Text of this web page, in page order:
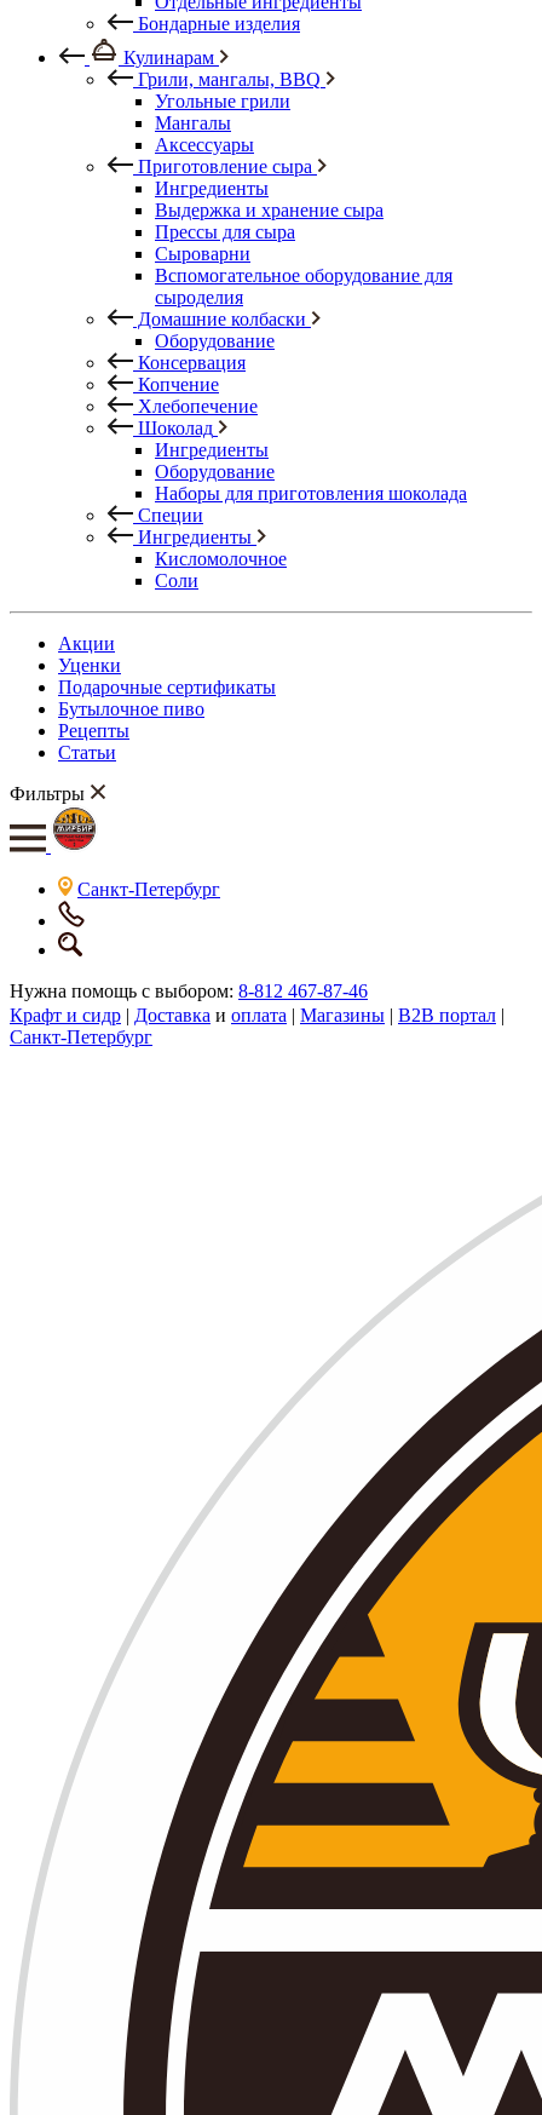
Бондарные изделия
Кулинарам
Грили, мангалы, BBQ
Угольные грили
Мангалы
Аксессуары
Приготовление сыра
Ингредиенты
Выдержка и хранение сыра
Прессы для сыра
Сыроварни
Вспомогательное оборудование для
сыроделия
Домашние колбаски
Оборудование
Консервация
Копчение
Хлебопечение
Шоколад
Ингредиенты
Оборудование
Наборы для приготовления шоколада
Специи
Ингредиенты
Кисломолочное
Соли
Акции
Уценки
Подарочные сертификаты
Бутылочное пиво
Рецепты
Статьи
Фильтры
Санкт-Петербург
Нужна помощь с выбором: 8-812 467-87-46
Крафт и сидр | Доставка и оплата | Магазины | B2B портал |
Санкт-Петербург